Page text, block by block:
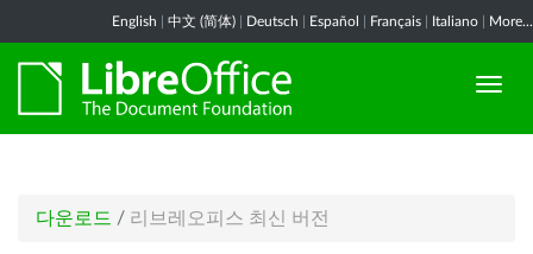
English 中文 (简体) Deutsch Español Français Italiano More...
다운로드 / 리브레오피스 최신 버전